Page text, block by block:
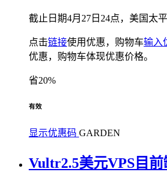
截止日期4月27日24点，美国太
点击链接使用优惠，购物车输入
优惠，购物车体现优惠价格。
省20%
有效
显示优惠码 GARDEN
Vultr2.5美元VPS目前